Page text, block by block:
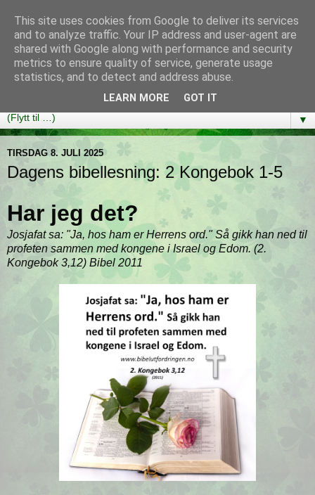
Bibelutfordringen
En bibelleseplan som hjelper deg med å lese gjennom hele
Bibelen på ett år!
▼
TIRSDAG 8. JULI 2025
Dagens bibellesning: 2 Kongebok 1-5
Har jeg det?
Josjafat sa: "Ja, hos ham er Herrens ord." Så gikk han ned til
profeten sammen med kongene i Israel og Edom. (2.
Kongebok 3,12) Bibel 2011
This site uses cookies from Google to deliver its services
and to analyze traffic. Your IP address and user-agent are
shared with Google along with performance and security
metrics to ensure quality of service, generate usage
statistics, and to detect and address abuse.
LEARN MORE GOT IT